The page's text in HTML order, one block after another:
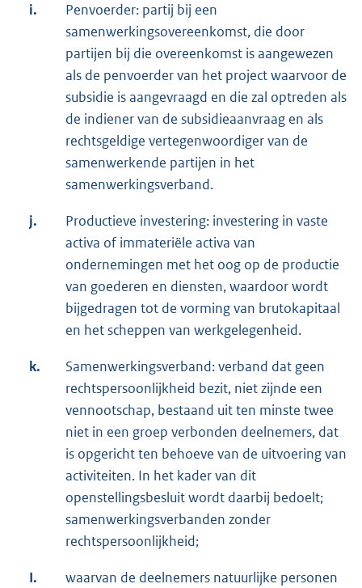
i.
Penvoerder: partij bij een
samenwerkingsovereenkomst, die door
partijen bij die overeenkomst is aangewezen
als de penvoerder van het project waarvoor de
subsidie is aangevraagd en die zal optreden als
de indiener van de subsidieaanvraag en als
rechtsgeldige vertegenwoordiger van de
samenwerkende partijen in het
samenwerkingsverband.
j.
Productieve investering: investering in vaste
activa of immateriële activa van
ondernemingen met het oog op de productie
van goederen en diensten, waardoor wordt
bijgedragen tot de vorming van brutokapitaal
en het scheppen van werkgelegenheid.
k.
Samenwerkingsverband: verband dat geen
rechtspersoonlijkheid bezit, niet zijnde een
vennootschap, bestaand uit ten minste twee
niet in een groep verbonden deelnemers, dat
is opgericht ten behoeve van de uitvoering van
activiteiten. In het kader van dit
openstellingsbesluit wordt daarbij bedoelt;
samenwerkingsverbanden zonder
rechtspersoonlijkheid;
I.
waarvan de deelnemers natuurlijke personen